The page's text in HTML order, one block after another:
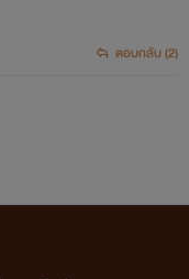
ตอบกลับ (2)